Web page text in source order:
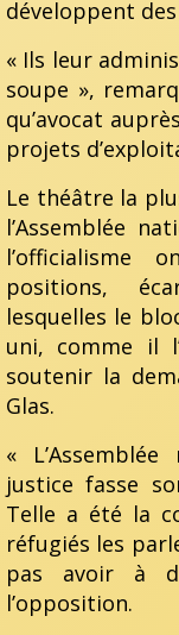
développent
« Ils leur
soupe »,
qu’avocat
projets
Le théâtre la
l’Assemblée
l’officialisme
positions,
lesquelles le
uni, comme il
soutenir la
Glas.
«
justice fasse
Telle a été la
réfugiés les
pas avoir à
l’opposition.